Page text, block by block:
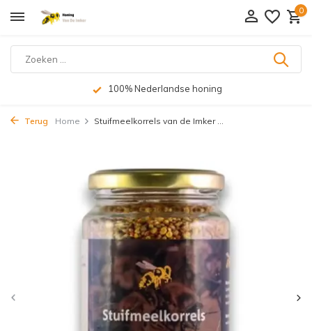
0
100% Nederlandse honing
Terug Home Stuifmeelkorrels van de Imker ...